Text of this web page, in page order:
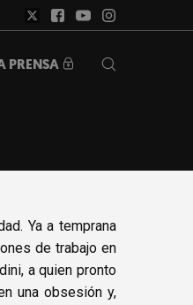
PRENSA
Ya a temprana
de trabajo en
a quien pronto
una obsesión y,